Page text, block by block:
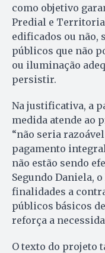
como objetivo
Predial e
edificados ou não,
públicos que não
ou iluminação
persistir.
Na justificativa, a
medida atende ao
“não seria
pagamento
não estão sendo
Segundo Daniela,
finalidades a
públicos básicos
reforça a
O texto do projeto